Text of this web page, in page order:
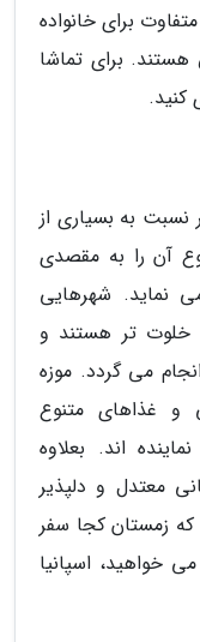
برای خانواده
برای تماشا
کنید.
نسبت به بسیاری از
آن را به مقصدی
نماید. شهرهایی
خلوت تر هستند و
می گردد. موزه
و غذاهای متنوع
اند. بعلاوه
معتدل و دلپذیر
که زمستان کجا سفر
خواهید، اسپانیا